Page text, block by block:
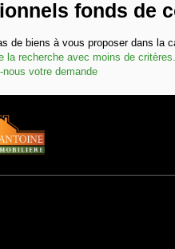
fonds de
de biens à vous proposer dans la
la recherche avec moins de critères.
votre demande